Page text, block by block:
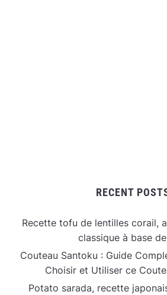
RECENT
Recette tofu de lentilles corail,
classique à base
Couteau Santoku : Guide
Choisir et Utiliser ce
Potato sarada, recette